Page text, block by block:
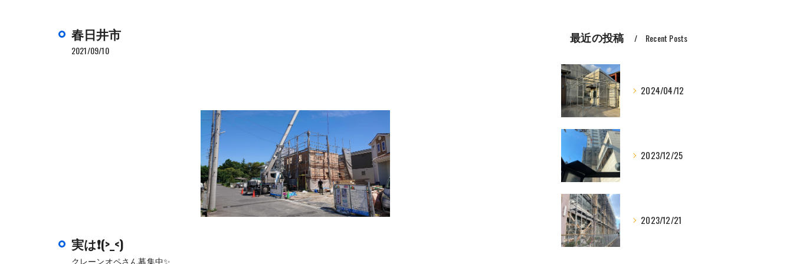
春日井市
2021/09/10
実は❗(>_<)
クレーンオペさん募集中✨
最近の投稿 Recent Posts
2024/04/12
2023/12/25
2023/12/21